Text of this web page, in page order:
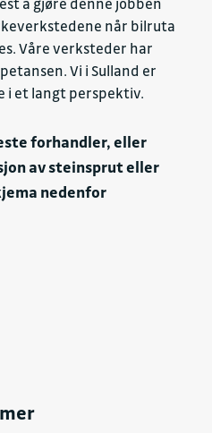
å gjøre denne jobben
når bilruta
Våre verksteder har
Vi i Sulland er
i et langt perspektiv.
forhandler, eller
av steinsprut eller
nedenfor